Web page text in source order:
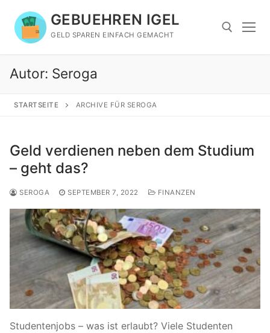
Inhalt
springen
GEBUEHREN IGEL
GELD SPAREN EINFACH GEMACHT
Autor: Seroga
STARTSEITE ARCHIVE FÜR SEROGA
Geld verdienen neben dem Studium
– geht das?
SEROGA SEPTEMBER 7, 2022 FINANZEN
Studentenjobs – was ist erlaubt? Viele Studenten